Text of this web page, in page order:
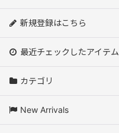
新規登録はこちら
最近チェックしたアイテム
カテゴリ
New Arrivals